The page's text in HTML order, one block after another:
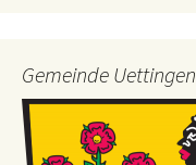
Gemeinde Uettingen